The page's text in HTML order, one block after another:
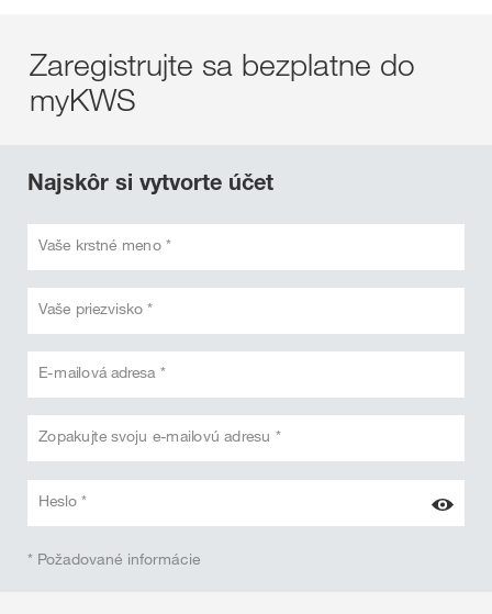
Zaregistrujte sa bezplatne do
myKWS
Najskôr si vytvorte účet
Vaše krstné meno *
Vaše priezvisko *
E-mailová adresa *
Zopakujte svoju e-mailovú adresu *
Heslo *
* Požadované informácie